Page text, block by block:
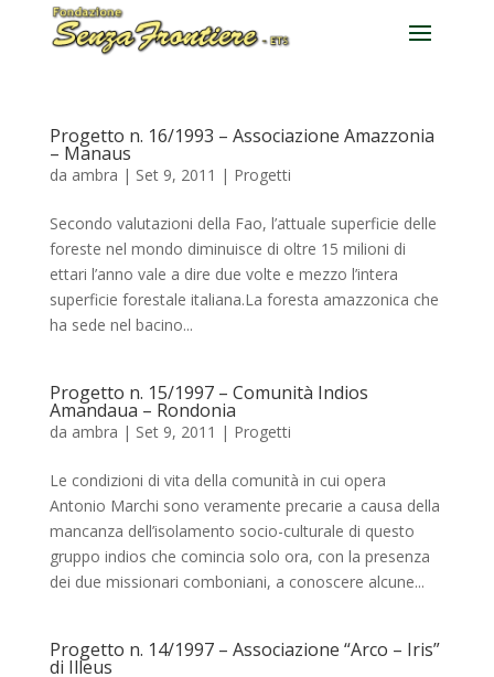
Progetto n. 16/1993 – Associazione Amazzonia
– Manaus
da ambra | Set 9, 2011 | Progetti
Secondo valutazioni della Fao, l’attuale superficie delle
foreste nel mondo diminuisce di oltre 15 milioni di
ettari l’anno vale a dire due volte e mezzo l’intera
superficie forestale italiana.La foresta amazzonica che
ha sede nel bacino...
Progetto n. 15/1997 – Comunità Indios
Amandaua – Rondonia
da ambra | Set 9, 2011 | Progetti
Le condizioni di vita della comunità in cui opera
Antonio Marchi sono veramente precarie a causa della
mancanza dell’isolamento socio-culturale di questo
gruppo indios che comincia solo ora, con la presenza
dei due missionari comboniani, a conoscere alcune...
Progetto n. 14/1997 – Associazione “Arco – Iris”
di Illeus